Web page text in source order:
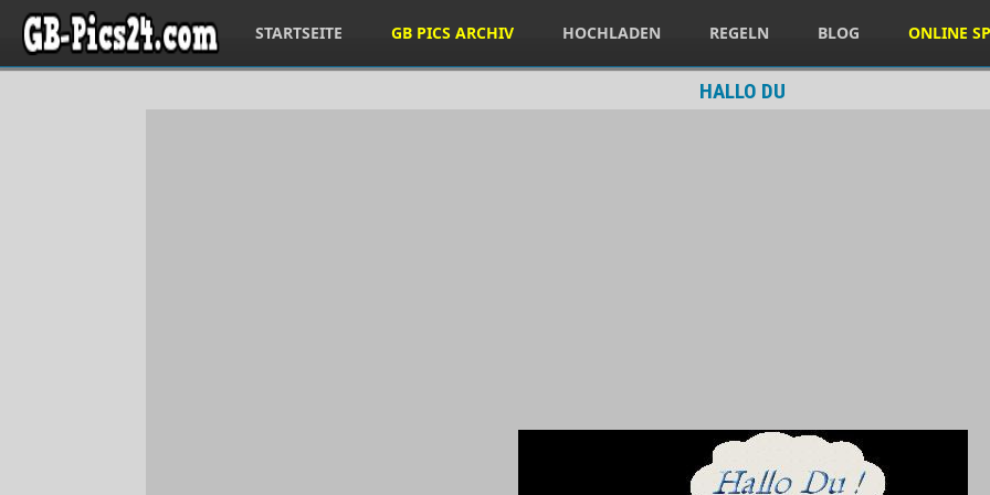
STARTSEITE GB PICS ARCHIV HOCHLADEN REGELN BLOG ONLINE
HALLO DU